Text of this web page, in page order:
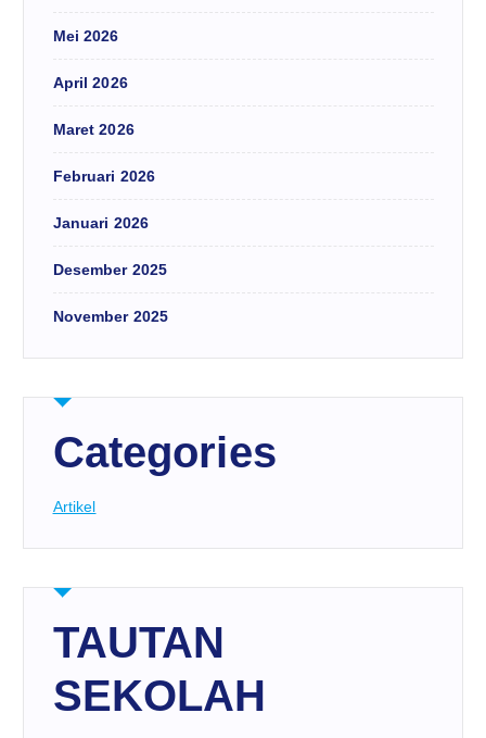
Mei 2026
April 2026
Maret 2026
Februari 2026
Januari 2026
Desember 2025
November 2025
Categories
Artikel
TAUTAN
SEKOLAH